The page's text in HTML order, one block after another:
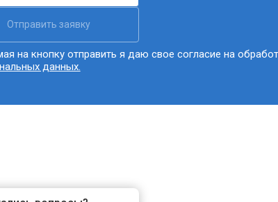
Отправить заявку
на кнопку отправить я даю свое согласие на
данных.